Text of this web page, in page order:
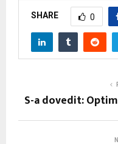
SHARE 0
S-a dovedit: